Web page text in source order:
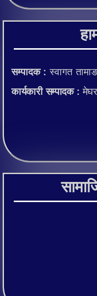
सम्पादक :स्वागत
कार्यकारी सम्पादक :